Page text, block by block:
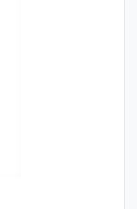
a barre.